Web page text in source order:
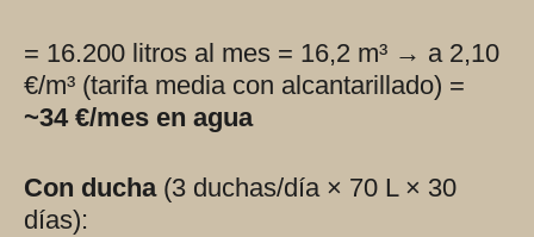
= 16.200 litros al mes = 16,2 m³ → a 2,10
€/m³ (tarifa media con alcantarillado) =
~34 €/mes en agua
Con ducha(3 duchas/día × 70 L × 30
días):